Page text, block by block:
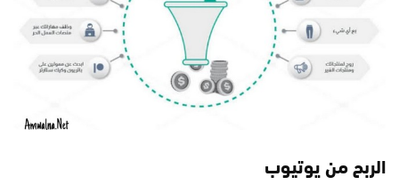
الربح من يوتيوب